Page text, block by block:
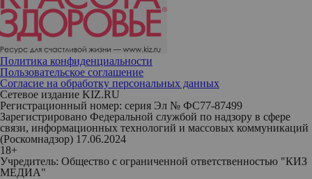
Политика конфиденциальности
Пользовательское соглашение
Согласие на обработку персональных данных
Сетевое издание KIZ.RU
Регистрационный номер: серия Эл № ФС77-87499
Зарегистрировано Федеральной службой по надзору в сфере
связи, информационных технологий и массовых коммуникаций
(Роскомнадзор) 17.06.2024
18+
Учредитель: Общество с ограниченной ответственностью "КИЗ
МЕДИА"